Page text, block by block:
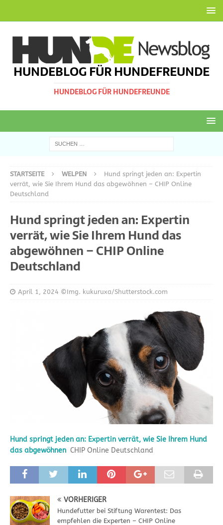
HUNDEBLOG FÜR HUNDEFREUNDE
HUNDEBLOG FÜR HUNDEFREUNDE
STARTSEITE WELPEN
Hund springt jeden an: Expertin
verrät, wie Sie Ihrem Hund das abgewöhnen – CHIP Online
Deutschland
Hund springt jeden an: Expertin
verrät, wie Sie Ihrem Hund das
abgewöhnen – CHIP Online
Deutschland
April 1, 2024 ©Img. kukuruxa/Shutterstock.com
Hund springt jeden an: Expertin verrät, wie Sie Ihrem Hund
das abgewöhnen CHIP Online Deutschland
VORHERIGER
Hundefutter bei Stiftung Warentest: Das
empfehlen die Experten – CHIP Online